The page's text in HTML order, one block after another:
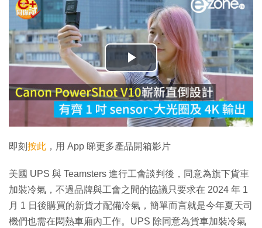
播
放
影
片
即刻 按此 ，用 App 睇更多產品開箱影片
美國 UPS 與 Teamsters 進行工會談判後，同意為旗下貨車
加裝冷氣，不過品牌與工會之間的協議只要求在 2024 年 1
月 1 日後購買的新貨才配備冷氣，簡單而言就是今年夏天司
機們也需在悶熱車廂內工作。UPS 除同意為貨車加裝冷氣